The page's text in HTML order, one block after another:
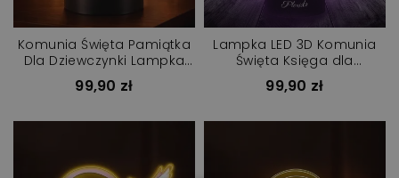
Komunia Święta Pamiątka
Dla Dziewczynki Lampka
LED Plexido
99,90 zł
Lampka LED 3D Komunia
Święta Księga dla
Dziewczynki
99,90 zł